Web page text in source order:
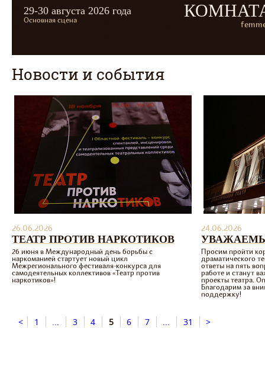
29-30 августа 2026 года
Основная сцена
Новости и события
26.06.2026
ТЕАТР ПРОТИВ НАРКОТИКОВ
26 июня в Международный день борьбы с
наркоманией стартует новый цикл
Межрегионального фестиваля-конкурса для
самодеятельных коллективов «Театр против
наркотиков»!
24.06.2026
Просим пройти
драматического
ответы на пять
работе и станут
проекты театра.
Благодарим за
поддержку!
< 1 ... 3 4 5 6 7 ... 31 >